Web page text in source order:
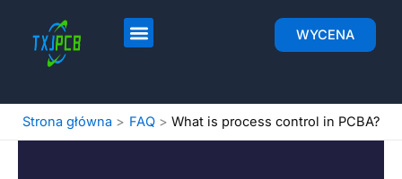
WYCENA
Strona główna FAQ What is process control in PCBA?